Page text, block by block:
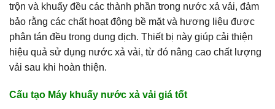
trộn và khuấy đều các thành phần trong nước xả vải, đảm
bảo rằng các chất hoạt động bề mặt và hương liệu được
phân tán đều trong dung dịch. Thiết bị này giúp cải thiện
hiệu quả sử dụng nước xả vải, từ đó nâng cao chất lượng
vải sau khi hoàn thiện.
Cấu tạo Máy khuấy nước xả vải giá tốt